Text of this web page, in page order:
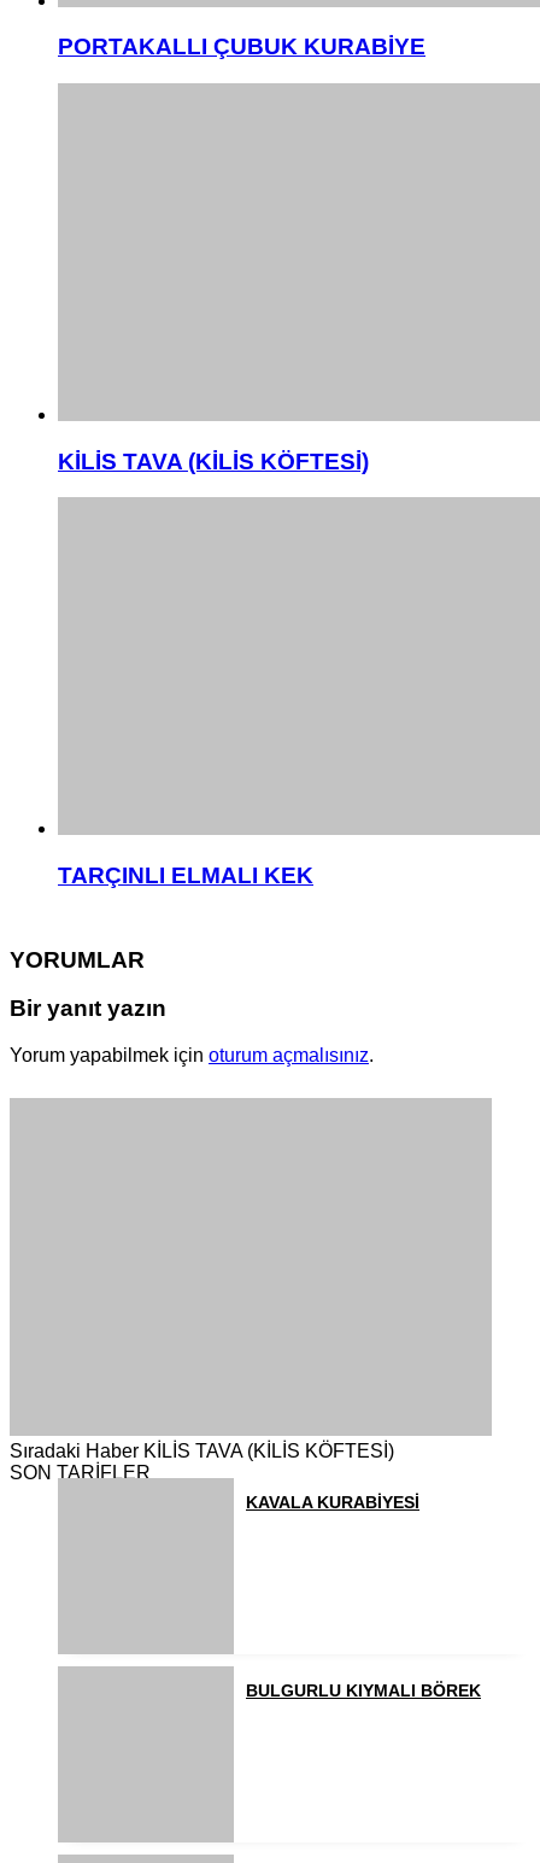
PORTAKALLI ÇUBUK KURABİYE
KİLİS TAVA (KİLİS KÖFTESİ)
TARÇINLI ELMALI KEK
YORUMLAR
Bir yanıt yazın
Yorum yapabilmek için oturum açmalısınız.
Sıradaki Haber KİLİS TAVA (KİLİS KÖFTESİ)
SON TARİFLER
KAVALA KURABİYESİ
BULGURLU KIYMALI BÖREK